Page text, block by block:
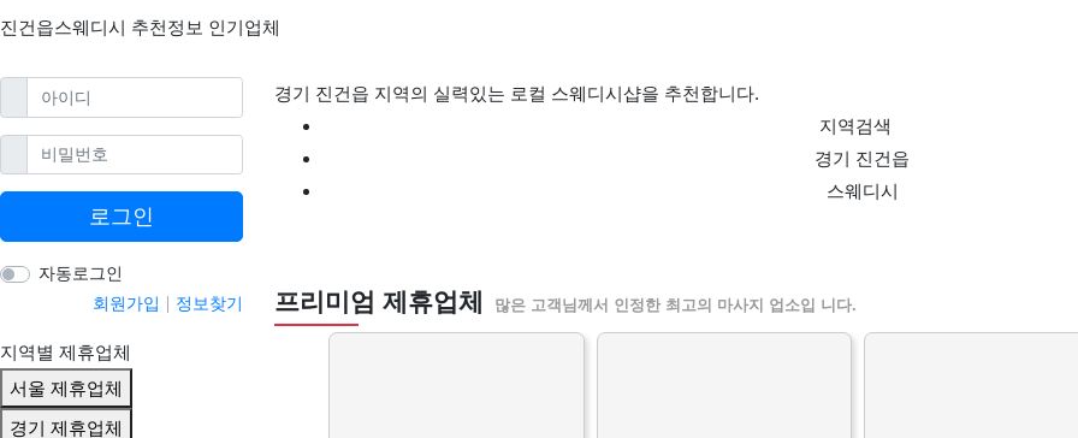
진건읍스웨디시 추천정보 인기업체
경기 진건읍 지역의 실력있는 로컬 스웨디시샵을 추천합니다.
지역검색
경기 진건읍
스웨디시
프리미엄 제휴업체 많은 고객님께서 인정한 최고의 마사지 업소입 니다.
아이디필수
비밀번호필수
로그인
자동로그인
회원가입
정보찾기
지역별 제휴업체
서울 제휴업체
경기 제휴업체